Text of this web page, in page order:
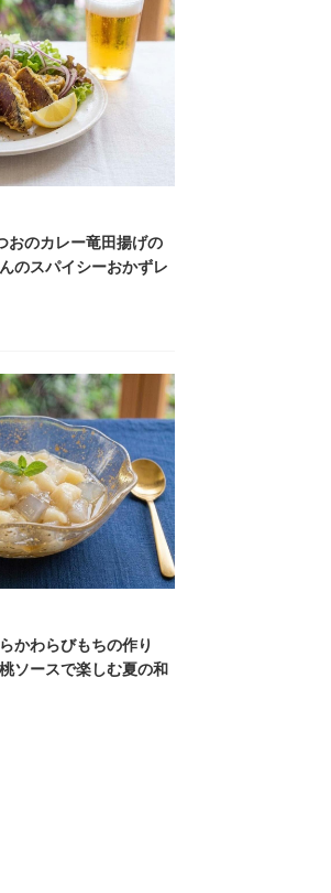
おのカレー竜田揚げの
のスパイシーおかずレ
かわらびもちの作り
ソースで楽しむ夏の和